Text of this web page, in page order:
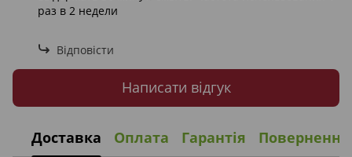
раз в 2 недели
Відповісти
Написати відгук
Доставка Оплата Гарантія Повернення